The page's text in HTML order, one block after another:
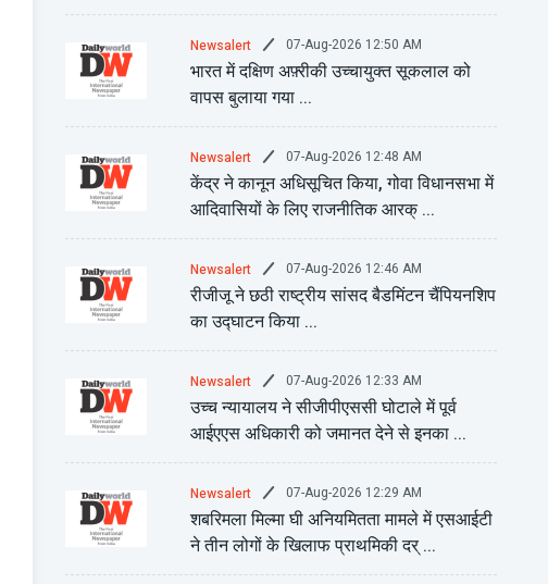
Newsalert 07-Aug-2026 12:50 AM
भारत में दक्षिण अफ़्रीकी उच्चायुक्त सूकलाल को
वापस बुलाया गया ...
Newsalert 07-Aug-2026 12:48 AM
केंद्र ने कानून अधिसूचित किया, गोवा विधानसभा में
आदिवासियों के लिए राजनीतिक आरक् ...
Newsalert 07-Aug-2026 12:46 AM
रीजीजू ने छठी राष्ट्रीय सांसद बैडमिंटन चैंपियनशिप
का उद्घाटन किया ...
Newsalert 07-Aug-2026 12:33 AM
उच्च न्यायालय ने सीजीपीएससी घोटाले में पूर्व
आईएएस अधिकारी को जमानत देने से इनका ...
Newsalert 07-Aug-2026 12:29 AM
शबरिमला मिल्मा घी अनियमितता मामले में एसआईटी
ने तीन लोगों के खिलाफ प्राथमिकी दर् ...